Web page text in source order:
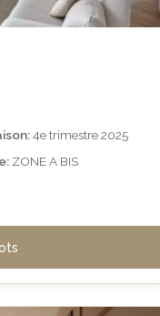
4e trimestre 2025
ZONE A BIS